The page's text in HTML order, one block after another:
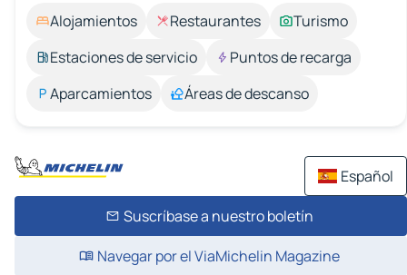
Alojamientos Restaurantes
Turismo
Estaciones de servicio
Puntos de recarga
Aparcamientos
Áreas de descanso
Español
Suscríbase a nuestro boletín
Navegar por el ViaMichelin Magazine